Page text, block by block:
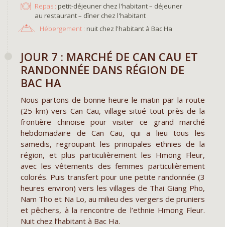
Repas : petit-déjeuner chez l'habitant – déjeuner
au restaurant – dîner chez l'habitant
Hébergement : nuit chez l'habitant à Bac Ha
JOUR 7 : MARCHÉ DE CAN CAU ET
RANDONNÉE DANS RÉGION DE
BAC HA
Nous partons de bonne heure le matin par la route
(25 km) vers Can Cau, village situé tout près de la
frontière chinoise pour visiter ce grand marché
hebdomadaire de Can Cau, qui a lieu tous les
samedis, regroupant les principales ethnies de la
région, et plus particulièrement les Hmong Fleur,
avec les vêtements des femmes particulièrement
colorés. Puis transfert pour une petite randonnée (3
heures environ) vers les villages de Thai Giang Pho,
Nam Tho et Na Lo, au milieu des vergers de pruniers
et pêchers, à la rencontre de l’ethnie Hmong Fleur.
Nuit chez l’habitant à Bac Ha.